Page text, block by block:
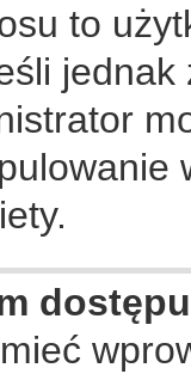
to
jednak